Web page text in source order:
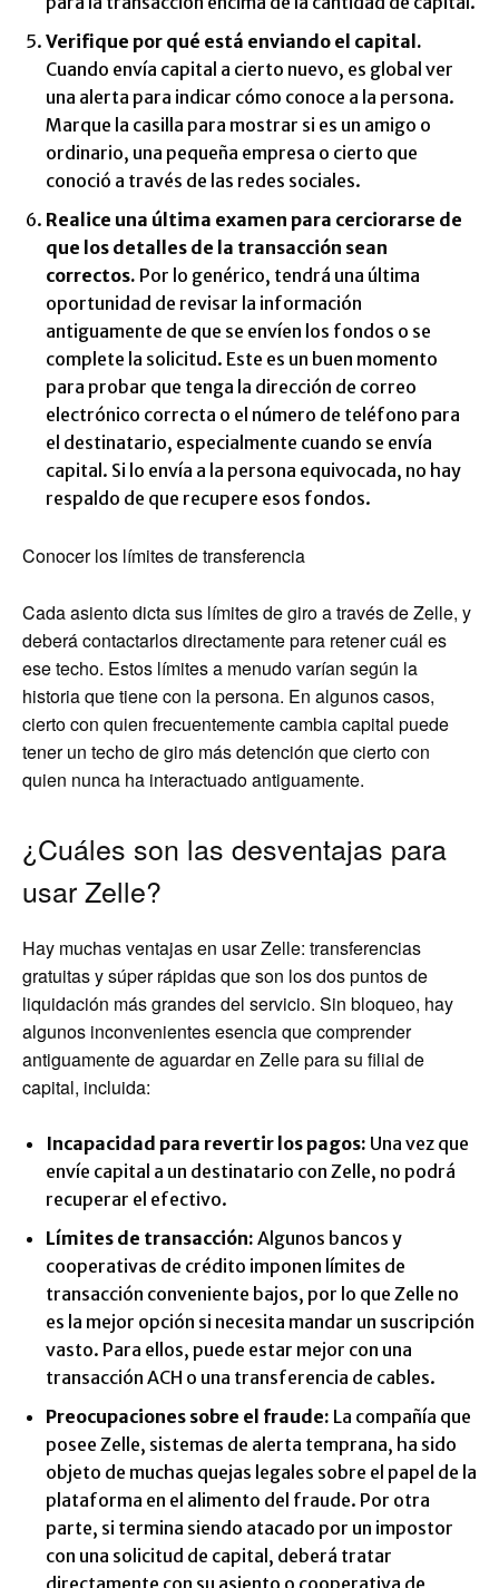
Verifique por qué está enviando el capital.
Cuando envía capital a cierto nuevo, es global ver
una alerta para indicar cómo conoce a la persona.
Marque la casilla para mostrar si es un amigo o
ordinario, una pequeña empresa o cierto que
conoció a través de las redes sociales.
Realice una última examen para cerciorarse de
que los detalles de la transacción sean
correctos. Por lo genérico, tendrá una última
oportunidad de revisar la información
antiguamente de que se envíen los fondos o se
complete la solicitud. Este es un buen momento
para probar que tenga la dirección de correo
electrónico correcta o el número de teléfono para
el destinatario, especialmente cuando se envía
capital. Si lo envía a la persona equivocada, no hay
respaldo de que recupere esos fondos.
Conocer los límites de transferencia
Cada asiento dicta sus límites de giro a través de Zelle, y
deberá contactarlos directamente para retener cuál es
ese techo. Estos límites a menudo varían según la
historia que tiene con la persona. En algunos casos,
cierto con quien frecuentemente cambia capital puede
tener un techo de giro más detención que cierto con
quien nunca ha interactuado antiguamente.
¿Cuáles son las desventajas para
usar Zelle?
Hay muchas ventajas en usar Zelle: transferencias
gratuitas y súper rápidas que son los dos puntos de
liquidación más grandes del servicio. Sin bloqueo, hay
algunos inconvenientes esencia que comprender
antiguamente de aguardar en Zelle para su filial de
capital, incluida:
Incapacidad para revertir los pagos: Una vez que
envíe capital a un destinatario con Zelle, no podrá
recuperar el efectivo.
Límites de transacción: Algunos bancos y
cooperativas de crédito imponen límites de
transacción conveniente bajos, por lo que Zelle no
es la mejor opción si necesita mandar un suscripción
vasto. Para ellos, puede estar mejor con una
transacción ACH o una transferencia de cables.
Preocupaciones sobre el fraude: La compañía que
posee Zelle, sistemas de alerta temprana, ha sido
objeto de muchas quejas legales sobre el papel de la
plataforma en el alimento del fraude. Por otra
parte, si termina siendo atacado por un impostor
con una solicitud de capital, deberá tratar